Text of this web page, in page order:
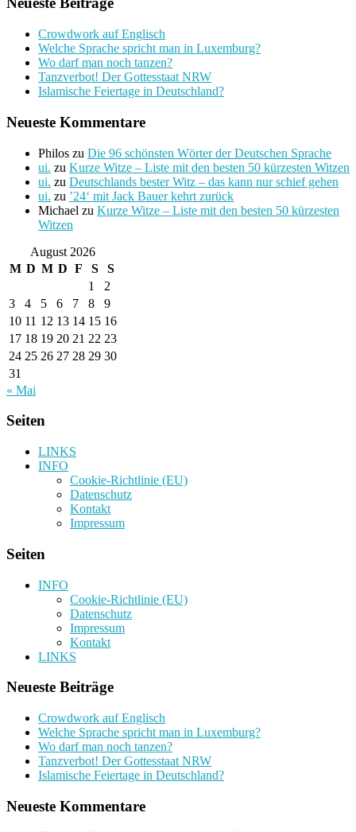
Crowdwork auf Englisch
Welche Sprache spricht man in Luxemburg?
Wo darf man noch tanzen?
Tanzverbot! Der Gottesstaat NRW
Islamische Feiertage in Deutschland?
Neueste Kommentare
Philos zu Die 96 schönsten Wörter der Deutschen Sprache
ui. zu Kurze Witze – Liste mit den besten 50 kürzesten Witzen
ui. zu Deutschlands bester Witz – das kann nur schief gehen
ui. zu ’24‘ mit Jack Bauer kehrt zurück
Michael zu Kurze Witze – Liste mit den besten 50 kürzesten
Witzen
August 2026
M D M D F S
S
1
2
3
4 5 6 7 8
9
10 11 12 13 14 15 16
17 18 19 20 21 22 23
24 25 26 27 28 29 30
31
« Mai
Seiten
LINKS
INFO
Cookie-Richtlinie (EU)
Datenschutz
Kontakt
Impressum
Seiten
INFO
Cookie-Richtlinie (EU)
Datenschutz
Impressum
Kontakt
LINKS
Neueste Beiträge
Crowdwork auf Englisch
Welche Sprache spricht man in Luxemburg?
Wo darf man noch tanzen?
Tanzverbot! Der Gottesstaat NRW
Islamische Feiertage in Deutschland?
Neueste Kommentare